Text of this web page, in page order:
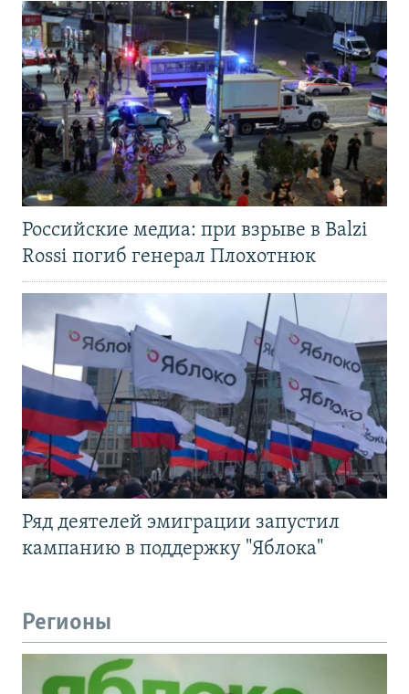
Российские медиа: при взрыве в Balzi
Rossi погиб генерал Плохотнюк
Ряд деятелей эмиграции запустил
кампанию в поддержку "Яблока"
Регионы